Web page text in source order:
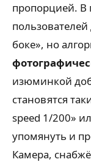
пропорцией. В
боке», но
изюминкой
становятся
speed 1/200»
упомянуть и
Камера,